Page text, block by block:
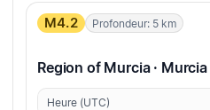
M4.2 Profondeur: 5 km
Region of Murcia · Murcia
Heure (UTC)